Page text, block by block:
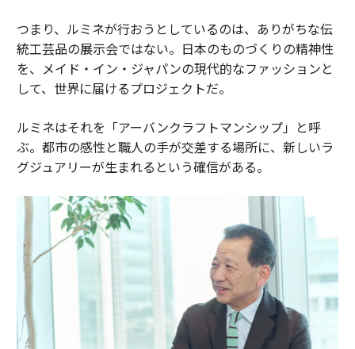
つまり、ルミネが行おうとしているのは、ありがちな伝
統工芸品の展示会ではない。日本のものづくりの精神性
を、メイド・イン・ジャパンの現代的なファッションと
して、世界に届けるプロジェクトだ。
ルミネはそれを「アーバンクラフトマンシップ」と呼
ぶ。都市の感性と職人の手が交差する場所に、新しいラ
グジュアリーが生まれるという確信がある。